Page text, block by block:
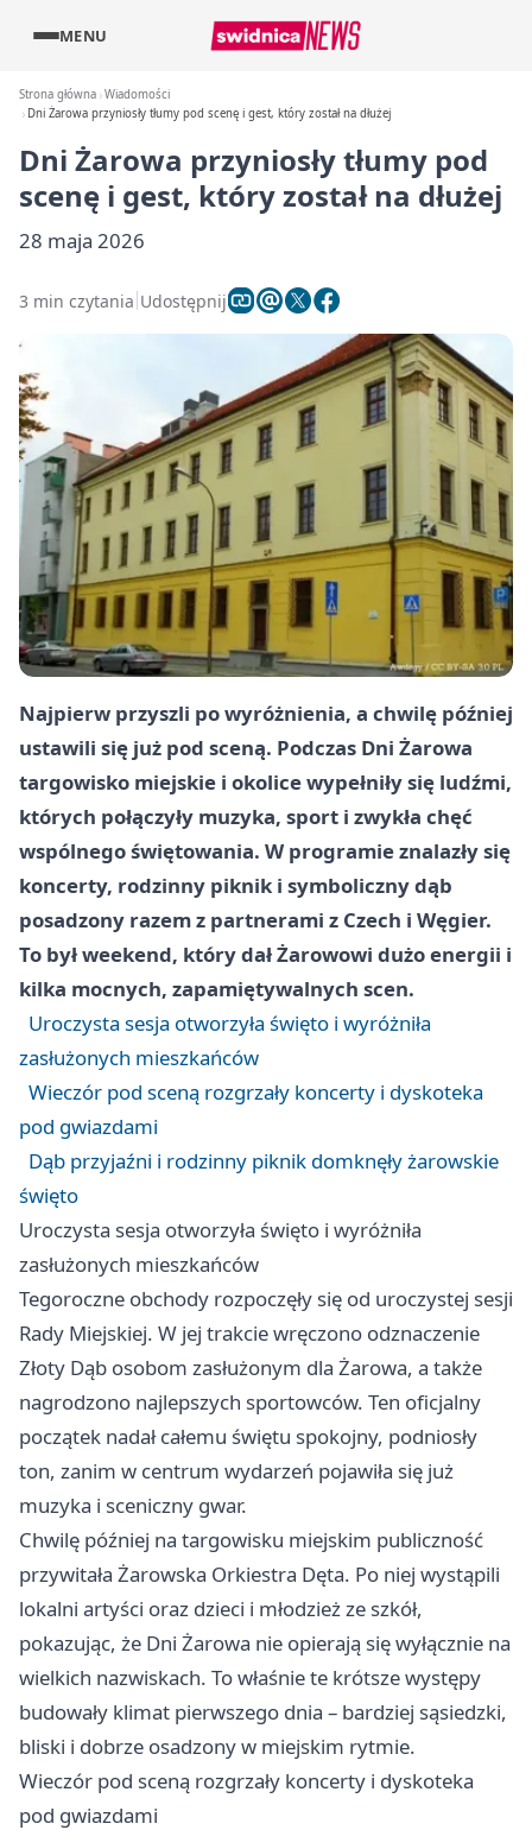
MENU
Strona główna Wiadomości
Dni Żarowa przyniosły tłumy pod scenę i gest, który został na dłużej
Dni Żarowa przyniosły tłumy pod
scenę i gest, który został na dłużej
28 maja 2026
3 min czytania Udostępnij
Najpierw przyszli po wyróżnienia, a chwilę później
ustawili się już pod sceną. Podczas Dni Żarowa
targowisko miejskie i okolice wypełniły się ludźmi,
których połączyły muzyka, sport i zwykła chęć
wspólnego świętowania. W programie znalazły się
koncerty, rodzinny piknik i symboliczny dąb
posadzony razem z partnerami z Czech i Węgier.
To był weekend, który dał Żarowowi dużo energii i
kilka mocnych, zapamiętywalnych scen.
Uroczysta sesja otworzyła święto i wyróżniła
zasłużonych mieszkańców
Wieczór pod sceną rozgrzały koncerty i dyskoteka
pod gwiazdami
Dąb przyjaźni i rodzinny piknik domknęły żarowskie
święto
Uroczysta sesja otworzyła święto i wyróżniła
zasłużonych mieszkańców
Tegoroczne obchody rozpoczęły się od uroczystej sesji
Rady Miejskiej. W jej trakcie wręczono odznaczenie
Złoty Dąb osobom zasłużonym dla Żarowa, a także
nagrodzono najlepszych sportowców. Ten oficjalny
początek nadał całemu świętu spokojny, podniosły
ton, zanim w centrum wydarzeń pojawiła się już
muzyka i sceniczny gwar.
Chwilę później na targowisku miejskim publiczność
przywitała Żarowska Orkiestra Dęta. Po niej wystąpili
lokalni artyści oraz dzieci i młodzież ze szkół,
pokazując, że Dni Żarowa nie opierają się wyłącznie na
wielkich nazwiskach. To właśnie te krótsze występy
budowały klimat pierwszego dnia – bardziej sąsiedzki,
bliski i dobrze osadzony w miejskim rytmie.
Wieczór pod sceną rozgrzały koncerty i dyskoteka
pod gwiazdami